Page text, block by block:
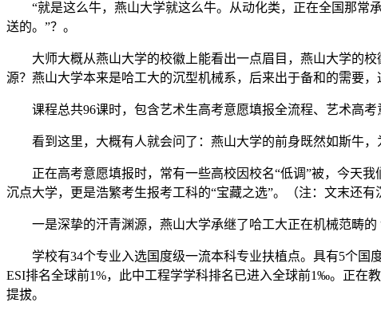
“就是这么牛，燕山大学就这么牛。从动化类，正在全国那常
送的。”？。
大师大概从燕山大学的校徽上能看出一点眉目，燕山大学的校
源？燕山大学本来是哈工大的沉型机械系，后来出于备和的需要
课程总共96课时，包含艺术生高考意愿填报全流程、艺术高考
看到这里，大概有人就会问了：燕山大学的前身既然如斯牛，
正在高考意愿填报时，常有一些高校因校名“低调”被，今天我
沉点大学，更是浩繁考生报考工科的“宝藏之选”。（注：文末还有
一是深挚的汗青渊源，燕山大学承继了哈工大正在机械范畴的
学校有34个专业入选国度级一流本科专业扶植点。具有5个国
ESI排名全球前1%，此中工程学学科排名已进入全球前1‰。正在
提拔。